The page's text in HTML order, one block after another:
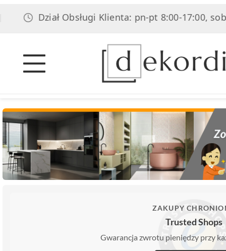
Dział Obsługi Klienta: pn-pt 8:00-17:00, sob 8:00-
ZAKUPY
Trusted Shops
Gwarancja zwrotu pieniędzy przy